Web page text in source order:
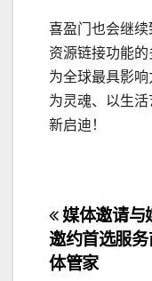
喜盈门也会继
资源链接功能
为全球最具影
为灵魂、以生
新启迪！
文
章
媒体邀请与
邀约首选服务
体管家